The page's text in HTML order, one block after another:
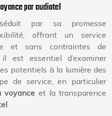
par audiotel
séduit par sa promesse
offrant un service
et sans contraintes de
est essentiel d’examiner
potentiels à la lumière des
de service, en particulier
voyance et la transparence
.